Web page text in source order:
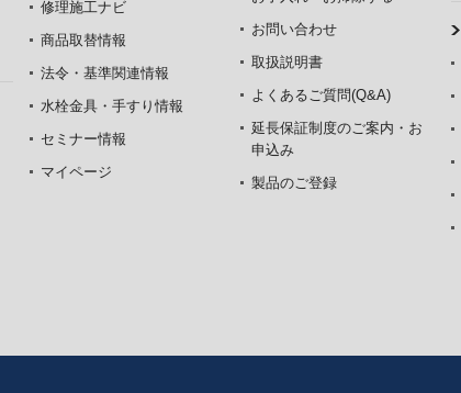
修理施工ナビ
商品取替情報
法令・基準関連情報
水栓金具・手すり情報
セミナー情報
マイページ
お問い合わせ
取扱説明書
よくあるご質問(Q&A)
延長保証制度のご案内・お
申込み
製品のご登録